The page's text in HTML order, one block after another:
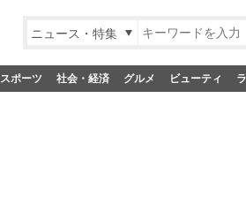
ニュース・特集
スポーツ 社会・経済 グルメ ビューティ